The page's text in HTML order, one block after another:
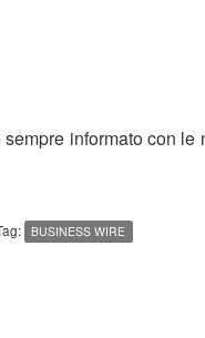
informato con
BUSINESS WIRE